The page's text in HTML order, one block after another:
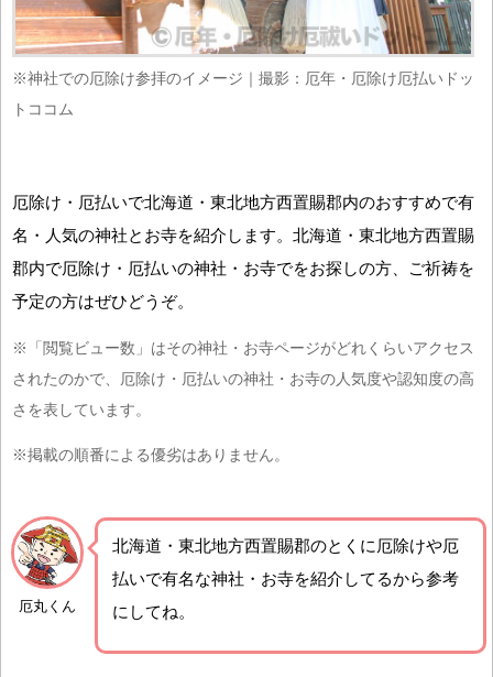
※神社での厄除け参拝のイメージ｜撮影：厄年・厄除け厄払いドッ
トココム
厄除け・厄払いで北海道・東北地方西置賜郡内のおすすめで有
名・人気の神社とお寺を紹介します。北海道・東北地方西置賜
郡内で厄除け・厄払いの神社・お寺でをお探しの方、ご祈祷を
予定の方はぜひどうぞ。
※「閲覧ビュー数」はその神社・お寺ページがどれくらいアクセス
されたのかで、厄除け・厄払いの神社・お寺の人気度や認知度の高
さを表しています。
※掲載の順番による優劣はありません。
厄丸くん
北海道・東北地方西置賜郡のとくに厄除けや厄
払いで有名な神社・お寺を紹介 してるから参考
にしてね。